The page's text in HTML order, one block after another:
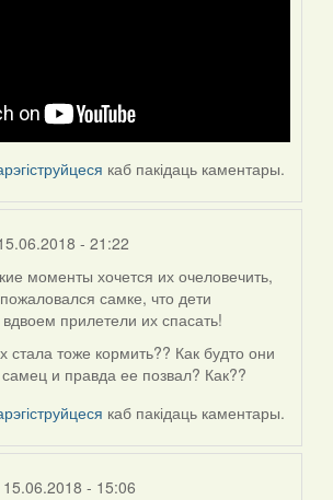
каб пакідаць каментары.
- 21:22
моменты хочется их очеловечить,
самке, что дети
прилетели их спасать!
стала тоже кормить?? Как будто они
и правда ее позвал? Как??
каб пакідаць каментары.
- 15:06